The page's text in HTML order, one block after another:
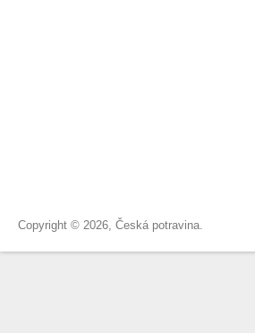
Copyright © 2026, Česká potravina.